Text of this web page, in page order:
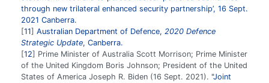
through new trilateral enhanced security partnership’, 16 Sept.
2021 Canberra.
11
Australian Department of Defence, 2020 Defence
Strategic Update, Canberra.
12
Prime Minister of Australia Scott Morrison; Prime Minister
of the United Kingdom Boris Johnson; President of the United
States of America Joseph R. Biden (16 Sept. 2021). "Joint